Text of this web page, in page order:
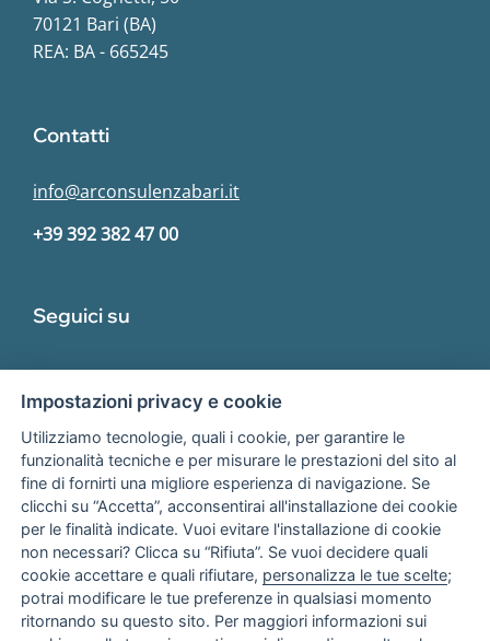
70121 Bari (BA)
REA: BA - 665245
Contatti
+39 392 382 47 00
info@arconsulenzabari.it
Seguici su
Associato
Impostazioni privacy e cookie
Utilizziamo tecnologie, quali i cookie, per garantire le
funzionalità tecniche e per misurare le prestazioni del sito al
fine di fornirti una migliore esperienza di navigazione. Se
clicchi su “Accetta”, acconsentirai all'installazione dei cookie
per le finalità indicate. Vuoi evitare l'installazione di cookie
non necessari? Clicca su “Rifiuta”. Se vuoi decidere quali
cookie accettare e quali rifiutare, personalizza le tue scelte;
potrai modificare le tue preferenze in qualsiasi momento
ritornando su questo sito. Per maggiori informazioni sui